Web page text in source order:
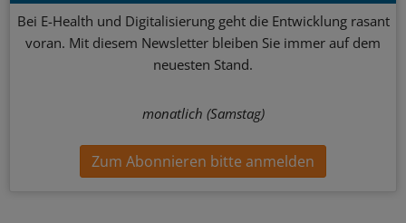
Bei E-Health und Digitalisierung geht die Entwicklung rasant
voran. Mit diesem Newsletter bleiben Sie immer auf dem
neuesten Stand.
monatlich (Samstag)
Zum Abonnieren bitte anmelden